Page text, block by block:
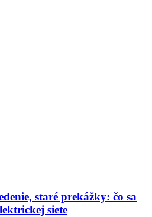
staré prekážky: čo sa
siete